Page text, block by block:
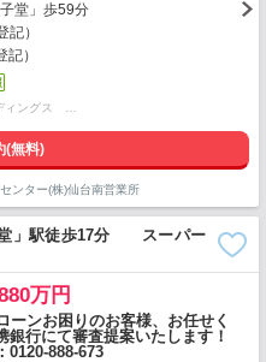
堂」歩59分
記）
記）
ィングス …
(無料)
ンター(株)仙台南営業所
堂」駅徒歩17分 スーパー
万円
ンお困りのお客様、お任せく
行にて審査提案いたします！
0120-888-673